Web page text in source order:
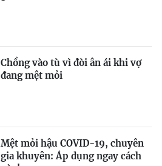
Chồng vào tù vì đòi ân ái khi vợ
đang mệt mỏi
Mệt mỏi hậu COVID-19, chuyên
gia khuyên: Áp dụng ngay cách